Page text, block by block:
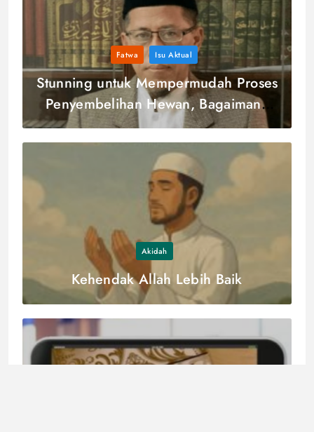
Fatwa Isu Aktual
Stunning untuk Mempermudah Proses
Penyembelihan Hewan, Bagaimana
Ketentuannya?
Akidah
Kehendak Allah Lebih Baik